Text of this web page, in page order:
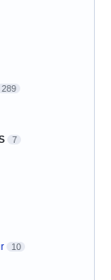
289
7
10